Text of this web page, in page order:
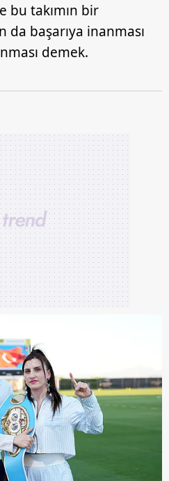
bu takımın bir
da başarıya inanması
demek.